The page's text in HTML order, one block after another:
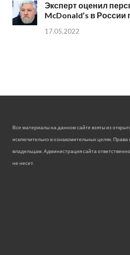
Эксперт оценил
McDonald’s в
17.05.2022
Все материалы на данном сайте взяты из
исключительно в ознакомительных целях.
владельцам. Администрация сайта
не несет.